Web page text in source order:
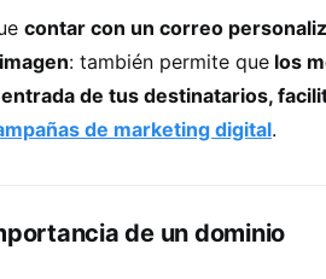
contar con un correo
: también permite que los
de tus destinatarios,
de marketing digital.
de un dominio